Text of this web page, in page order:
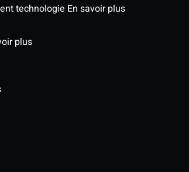
technologie En savoir plus
plus